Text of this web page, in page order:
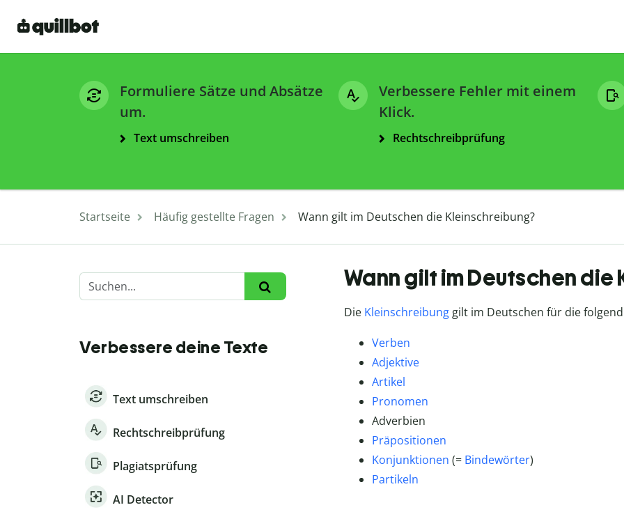
Formuliere Sätze und Absätze
um.
Text umschreiben
Verbessere Fehler mit einem
Klick.
Rechtschreibprüfung
Startseite Häufig gestellte Fragen Wann gilt im Deutschen die Kleinschreibung?
Verbessere deine Texte
Text umschreiben
Rechtschreibprüfung
Plagiatsprüfung
AI Detector
Wann gilt im Deutschen die
Die Kleinschreibunggilt im Deutschen für die
Verben
Adjektive
Artikel
Pronomen
Adverbien
Präpositionen
Konjunktionen (= Bindewörter)
Partikeln